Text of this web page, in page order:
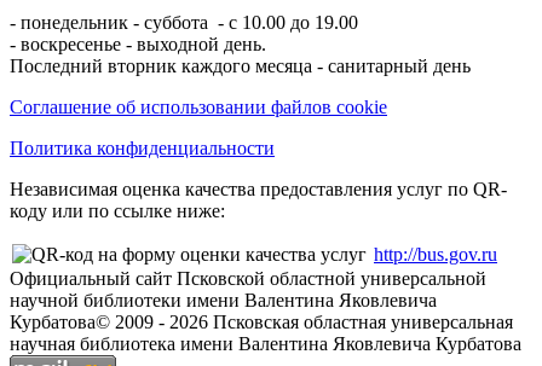
- понедельник - суббота - с 10.00 до 19.00
- воскресенье - выходной день.
Последний вторник каждого месяца - санитарный день
Соглашение об использовании файлов cookie
Политика конфиденциальности
Независимая оценка качества предоставления услуг по QR-
коду или по ссылке ниже:
http://bus.gov.ru
Официальный сайт Псковской областной универсальной
научной библиотеки имени Валентина Яковлевича
Курбатова© 2009 - 2026 Псковская областная универсальная
научная библиотека имени Валентина Яковлевича Курбатова